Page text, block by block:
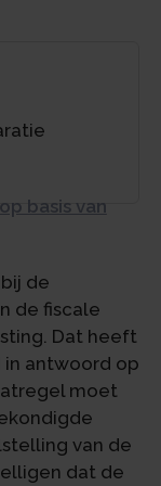
basis van
de
de fiscale
Dat heeft
antwoord op
moet
van de
dat de